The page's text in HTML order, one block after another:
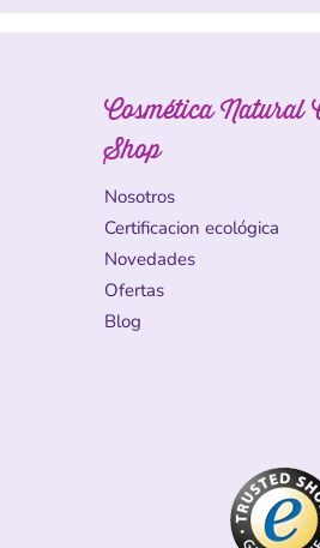
Cosmética Natural
Shop
Nosotros
Certificacion ecológica
Novedades
Ofertas
Blog